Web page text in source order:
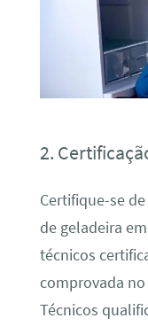
2.
Certifique-se
de geladeira
técnicos
comprovada
Técnicos